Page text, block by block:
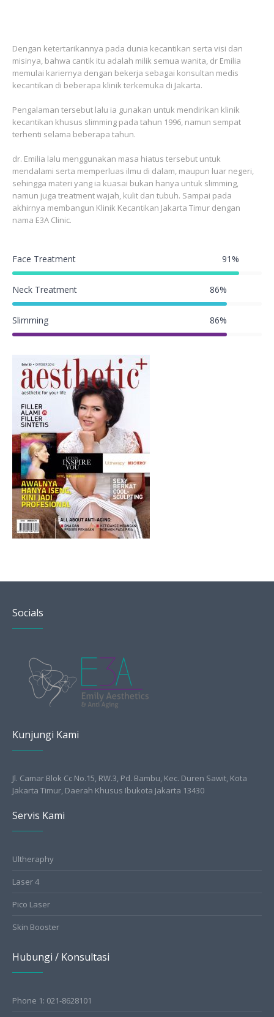
Dengan ketertarikannya pada dunia kecantikan serta visi dan
misinya, bahwa cantik itu adalah milik semua wanita, dr Emilia
memulai kariernya dengan bekerja sebagai konsultan medis
kecantikan di beberapa klinik terkemuka di Jakarta.
Pengalaman tersebut lalu ia gunakan untuk mendirikan klinik
kecantikan khusus slimming pada tahun 1996, namun sempat
terhenti selama beberapa tahun.
dr. Emilia lalu menggunakan masa hiatus tersebut untuk
mendalami serta memperluas ilmu di dalam, maupun luar negeri,
sehingga materi yang ia kuasai bukan hanya untuk slimming,
namun juga treatment wajah, kulit dan tubuh. Sampai pada
akhirnya membangun Klinik Kecantikan Jakarta Timur dengan
nama E3A Clinic.
Face Treatment 91%
Neck Treatment 86%
Slimming 86%
Socials
Kunjungi Kami
Jl. Camar Blok Cc No.15, RW.3, Pd. Bambu, Kec. Duren Sawit, Kota
Jakarta Timur, Daerah Khusus Ibukota Jakarta 13430
Servis Kami
Ultheraphy
Laser 4
Pico Laser
Skin Booster
Hubungi / Konsultasi
Phone 1: 021-8628101